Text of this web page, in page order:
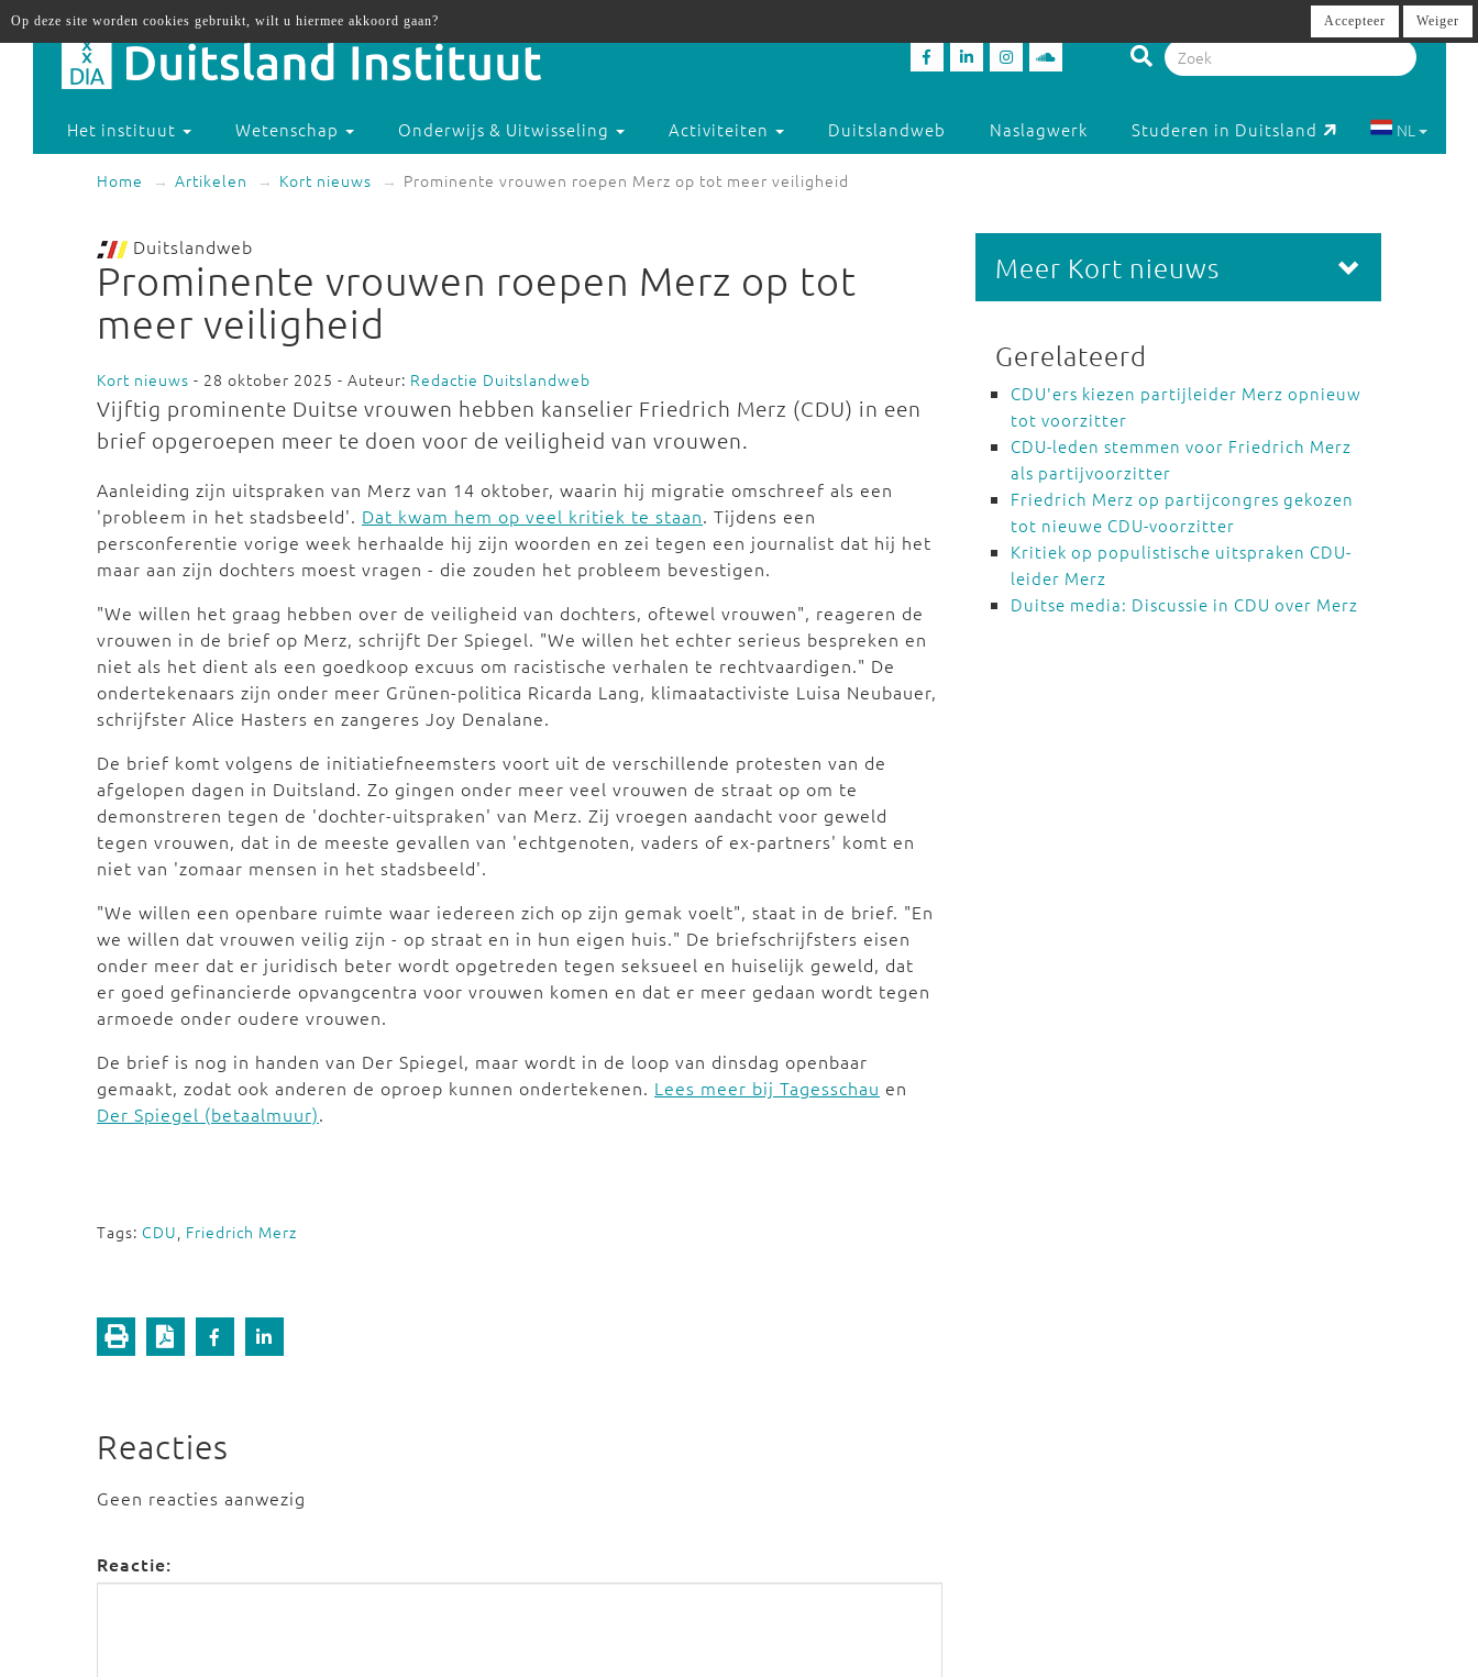
Het instituut Wetenschap Onderwijs & Uitwisseling Activiteiten Duitslandweb Naslagwerk Studeren in Duitsland NL
Home Artikelen Kort nieuws Prominente vrouwen roepen Merz op tot meer veiligheid
Duitslandweb
Prominente vrouwen roepen Merz op tot
meer veiligheid
Kort nieuws - 28 oktober 2025 - Auteur: Redactie Duitslandweb
Vijftig prominente Duitse vrouwen hebben kanselier Friedrich Merz (CDU) in een
brief opgeroepen meer te doen voor de veiligheid van vrouwen.
Aanleiding zijn uitspraken van Merz van 14 oktober, waarin hij migratie omschreef als een
'probleem in het stadsbeeld'. Dat kwam hem op veel kritiek te staan. Tijdens een
persconferentie vorige week herhaalde hij zijn woorden en zei tegen een journalist dat hij het
maar aan zijn dochters moest vragen - die zouden het probleem bevestigen.
"We willen het graag hebben over de veiligheid van dochters, oftewel vrouwen", reageren de
vrouwen in de brief op Merz, schrijft Der Spiegel. "We willen het echter serieus bespreken en
niet als het dient als een goedkoop excuus om racistische verhalen te rechtvaardigen." De
ondertekenaars zijn onder meer Grünen-politica Ricarda Lang, klimaatactiviste Luisa Neubauer,
schrijfster Alice Hasters en zangeres Joy Denalane.
De brief komt volgens de initiatiefneemsters voort uit de verschillende protesten van de
afgelopen dagen in Duitsland. Zo gingen onder meer veel vrouwen de straat op om te
demonstreren tegen de 'dochter-uitspraken' van Merz. Zij vroegen aandacht voor geweld
tegen vrouwen, dat in de meeste gevallen van 'echtgenoten, vaders of ex-partners' komt en
niet van 'zomaar mensen in het stadsbeeld'.
"We willen een openbare ruimte waar iedereen zich op zijn gemak voelt", staat in de brief. "En
we willen dat vrouwen veilig zijn - op straat en in hun eigen huis." De briefschrijfsters eisen
onder meer dat er juridisch beter wordt opgetreden tegen seksueel en huiselijk geweld, dat
er goed gefinancierde opvangcentra voor vrouwen komen en dat er meer gedaan wordt tegen
armoede onder oudere vrouwen.
De brief is nog in handen van Der Spiegel, maar wordt in de loop van dinsdag openbaar
gemaakt, zodat ook anderen de oproep kunnen ondertekenen. Lees meer bij Tagesschau en
Der Spiegel (betaalmuur).
Tags: CDU, Friedrich Merz
Reacties
Geen reacties aanwezig
Reactie:
Meer Kort nieuws
Gerelateerd
CDU'ers kiezen partijleider Merz opnieuw
tot voorzitter
CDU-leden stemmen voor Friedrich Merz
als partijvoorzitter
Friedrich Merz op partijcongres gekozen
tot nieuwe CDU-voorzitter
Kritiek op populistische uitspraken CDU-
leider Merz
Duitse media: Discussie in CDU over Merz
Op deze site worden cookies gebruikt, wilt u hiermee akkoord gaan? Accepteer Weiger